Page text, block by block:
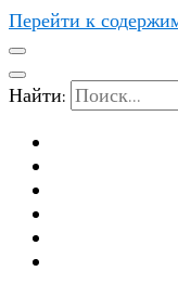
Перейти к
Найти: